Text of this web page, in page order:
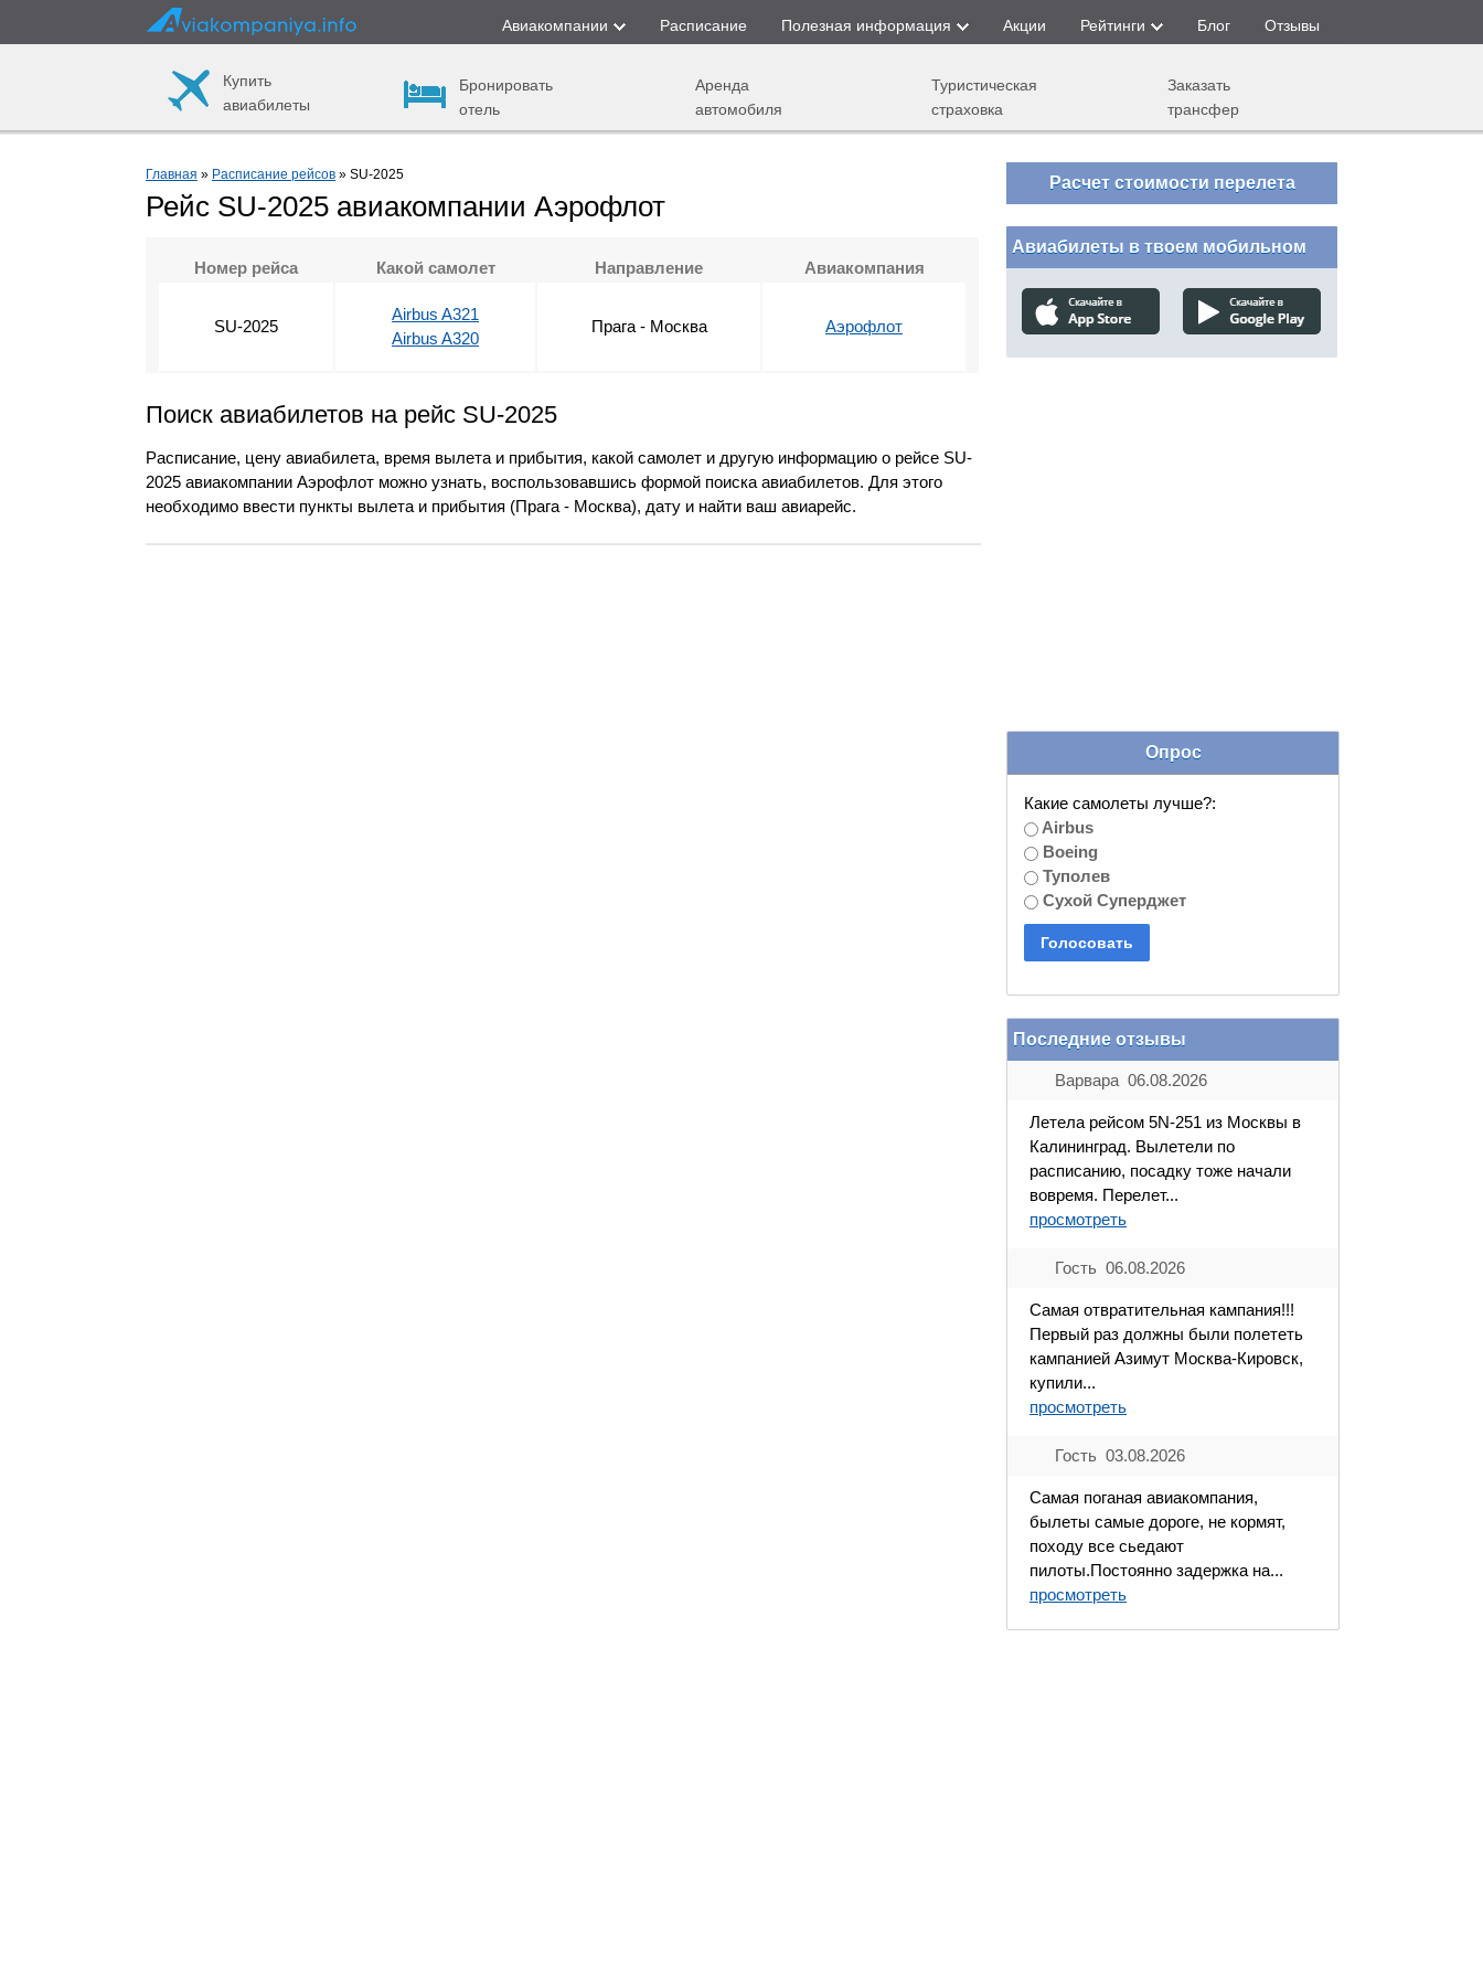
Авиакомпании Расписание Полезная информация Акции Рейтинги Блог Отзывы
Купить
авиабилеты
Бронировать
отель
Аренда
автомобиля
Туристическая
страховка
Заказать
трансфер
Главная » Расписание рейсов » SU-2025
Рейс SU-2025 авиакомпании Аэрофлот
Номер рейса Какой самолет Направление Авиакомпания
SU-2025
Airbus A321
Airbus A320
Прага - Москва Аэрофлот
Поиск авиабилетов на рейс SU-2025
Расписание, цену авиабилета, время вылета и прибытия, какой самолет и другую информацию о рейсе SU-
2025 авиакомпании Аэрофлот можно узнать, воспользовавшись формой поиска авиабилетов. Для этого
необходимо ввести пункты вылета и прибытия (Прага - Москва), дату и найти ваш авиарейс.
Расчет стоимости перелета
Авиабилеты в твоем мобильном
Опрос
Какие самолеты лучше?:
Airbus
Boeing
Туполев
Сухой Суперджет
Последние отзывы
Варвара 06.08.2026
Летела рейсом 5N-251 из Москвы в
Калининград. Вылетели по
расписанию, посадку тоже начали
вовремя. Перелет...
просмотреть
Гость 06.08.2026
Самая отвратительная кампания!!!
Первый раз должны были полететь
кампанией Азимут Москва-Кировск,
купили...
просмотреть
Гость 03.08.2026
Самая поганая авиакомпания,
былеты самые дороге, не кормят,
походу все сьедают
пилоты.Постоянно задержка на...
просмотреть